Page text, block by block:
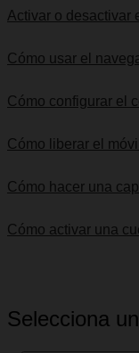
Activar o desactivar
Cómo usar el
Cómo configurar el
Cómo liberar el móvil
Cómo hacer una
Cómo activar una
Selecciona